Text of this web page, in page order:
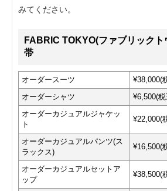
みてください。
FABRIC TOKYO(ファブリック
帯
オーダースーツ
¥38,000(
オーダーシャツ
¥6,500(
オーダーカジュアルジャケッ
ト
¥22,000(
オーダーカジュアルパンツ(ス
ラックス)
¥16,500(
オーダーカジュアルセットア
ップ
¥38,500(